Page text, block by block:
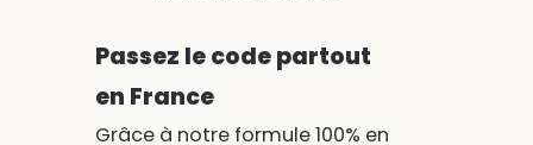
Passez le code partout
en France
Grâce à notre formule 100% en